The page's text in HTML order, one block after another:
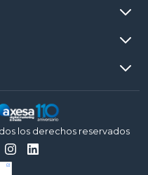
los derechos reservados